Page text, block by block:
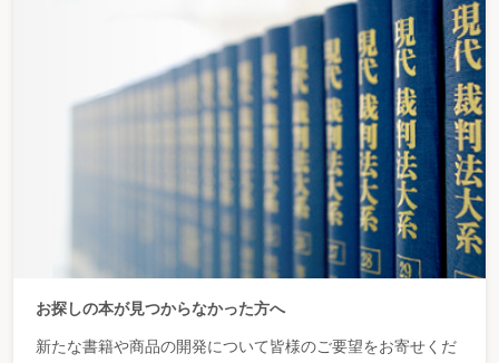
お探しの本が見つからなかった方へ
新たな書籍や商品の開発について皆様のご要望をお寄せくだ